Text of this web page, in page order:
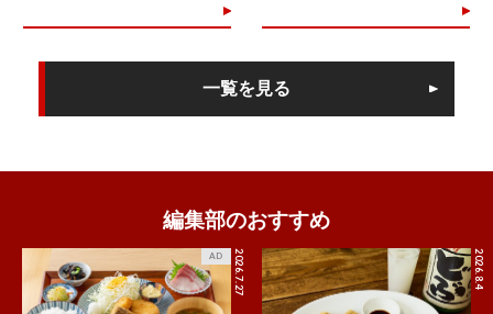
一覧を見る
編集部のおすすめ
2026.7.27
AD 2026.8.4